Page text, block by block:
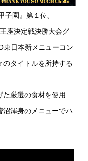
園』第１位、
座決定戦決勝大会グ
東日本新メニューコン
のタイトルを所持する
た厳選の食材を使用
沼渾身のメニューでハ